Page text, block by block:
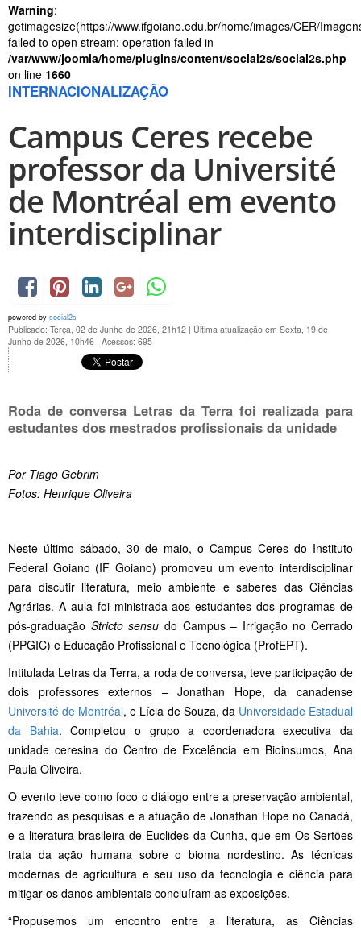
Warning:
getimagesize(https://www.ifgoiano.edu.br/home/images/CER/
failed to open stream: operation failed in
/var/www/joomla/home/plugins/content/social2s/social2s.php
on line 1660
INTERNACIONALIZAÇÃO
Campus Ceres recebe
professor da Université
de Montréal em evento
interdisciplinar
powered by social2s
Publicado: Terça, 02 de Junho de 2026, 21h12 | Última atualização em Sexta, 19 de
Junho de 2026, 10h46 | Acessos: 695
Roda de conversa Letras da Terra foi realizada para
estudantes dos mestrados profissionais da unidade
Por Tiago Gebrim
Fotos: Henrique Oliveira
Neste último sábado, 30 de maio, o Campus Ceres do Instituto
Federal Goiano (IF Goiano) promoveu um evento interdisciplinar
para discutir literatura, meio ambiente e saberes das Ciências
Agrárias. A aula foi ministrada aos estudantes dos programas de
pós-graduação Stricto sensu do Campus – Irrigação no Cerrado
(PPGIC) e Educação Profissional e Tecnológica (ProfEPT).
Intitulada Letras da Terra, a roda de conversa, teve participação de
dois professores externos – Jonathan Hope, da canadense
Université de Montréal, e Lícia de Souza, da Universidade Estadual
da Bahia. Completou o grupo a coordenadora executiva da
unidade ceresina do Centro de Excelência em Bioinsumos, Ana
Paula Oliveira.
O evento teve como foco o diálogo entre a preservação ambiental,
trazendo as pesquisas e a atuação de Jonathan Hope no Canadá,
e a literatura brasileira de Euclides da Cunha, que em Os Sertões
trata da ação humana sobre o bioma nordestino. As técnicas
modernas de agricultura e seu uso da tecnologia e ciência para
mitigar os danos ambientais concluíram as exposições.
“Propusemos um encontro entre a literatura, as Ciências